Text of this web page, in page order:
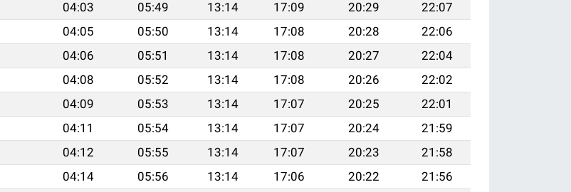
04:03 05:49 13:14 17:09 20:29
22:07
04:05 05:50 13:14 17:08 20:28
22:06
04:06 05:51 13:14 17:08 20:27
22:04
04:08 05:52 13:14 17:08 20:26
22:02
04:09 05:53 13:14 17:07 20:25
22:01
04:11 05:54 13:14 17:07 20:24
21:59
04:12 05:55 13:14 17:07 20:23
21:58
04:14 05:56 13:14 17:06 20:22
21:56